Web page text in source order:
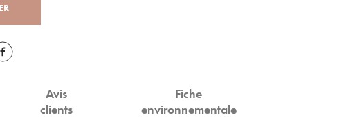
Avis
clients
Fiche
environnementale